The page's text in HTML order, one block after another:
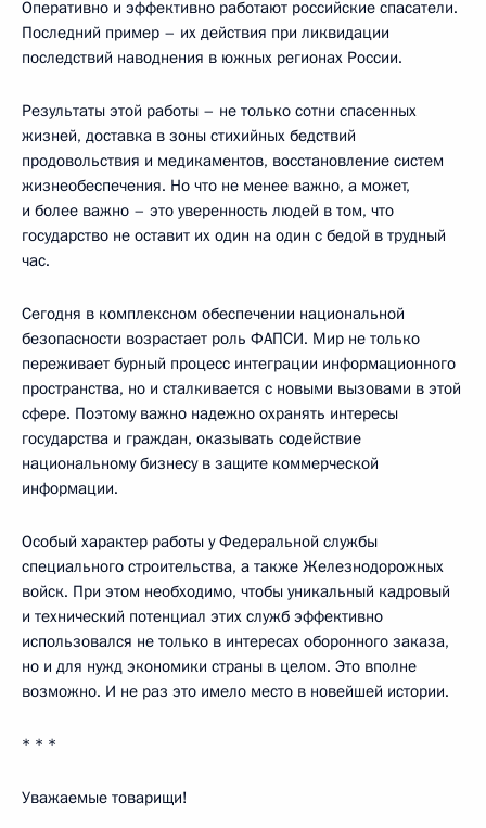
Оперативно и эффективно работают российские спасатели.
Последний пример – их действия при ликвидации
последствий наводнения в южных регионах России.
Результаты этой работы – не только сотни спасенных
жизней, доставка в зоны стихийных бедствий
продовольствия и медикаментов, восстановление систем
жизнеобеспечения. Но что не менее важно, а может,
и более важно – это уверенность людей в том, что
государство не оставит их один на один с бедой в трудный
час.
Сегодня в комплексном обеспечении национальной
безопасности возрастает роль ФАПСИ. Мир не только
переживает бурный процесс интеграции информационного
пространства, но и сталкивается с новыми вызовами в этой
сфере. Поэтому важно надежно охранять интересы
государства и граждан, оказывать содействие
национальному бизнесу в защите коммерческой
информации.
Особый характер работы у Федеральной службы
специального строительства, а также Железнодорожных
войск. При этом необходимо, чтобы уникальный кадровый
и технический потенциал этих служб эффективно
использовался не только в интересах оборонного заказа,
но и для нужд экономики страны в целом. Это вполне
возможно. И не раз это имело место в новейшей истории.
* * *
Уважаемые товарищи!